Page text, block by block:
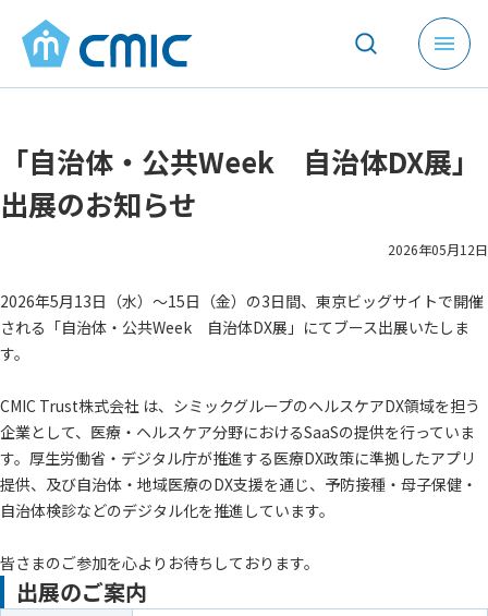
メ
ニ
を
開
「自治体・公共Week 自治体DX展」
出展のお知らせ
2026年05月12日
2026年5月13日（水）～15日（金）の3日間、東京ビッグサイトで開催
される「自治体・公共Week 自治体DX展」にてブース出展いたしま
す。
CMIC Trust株式会社 は、シミックグループのヘルスケアDX領域を担う
企業として、医療・ヘルスケア分野におけるSaaSの提供を行っていま
す。厚生労働省・デジタル庁が推進する医療DX政策に準拠したアプリ
提供、及び自治体・地域医療のDX支援を通じ、予防接種・母子保健・
自治体検診などのデジタル化を推進しています。
皆さまのご参加を心よりお待ちしております。
出展のご案内